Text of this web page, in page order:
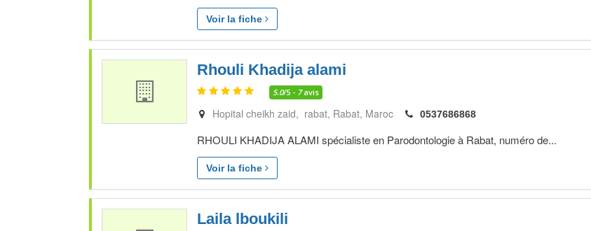
Voir la fiche
Rhouli Khadija alami
5.0/5 - 7avis
Hopital cheikh zaid, rabat Rabat Maroc 0537686868
RHOULI KHADIJA ALAMI spécialiste en Parodontologie à Rabat, numéro de...
Voir la fiche
Laila lboukili